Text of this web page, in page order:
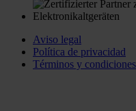
Aviso legal
Política de privacidad
Términos y